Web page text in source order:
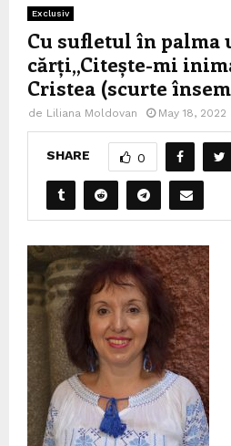
Exclusiv
Cu sufletul în palma
cărți„Citește-mi
Cristea (scurte
de Liliana Moldovan May 18, 2022
SHARE 0